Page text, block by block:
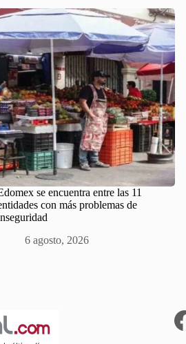
se encuentra entre las 11
con más problemas de
6 agosto, 2026